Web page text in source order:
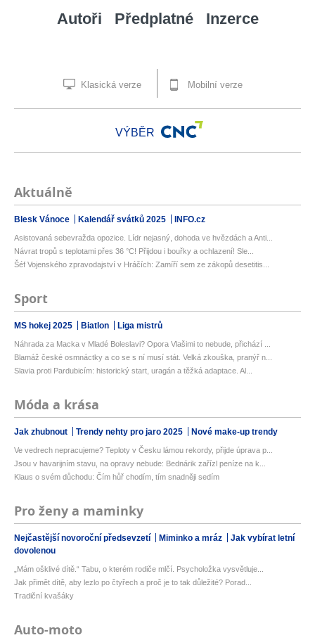
Autoři Předplatné Inzerce
Klasická verze Mobilní verze
VÝBĚR
Aktuálně
Blesk Vánoce Kalendář svátků 2025 INFO.cz
Asistovaná sebevražda opozice. Lídr nejasný, dohoda ve hvězdách a Anti...
Návrat tropů s teplotami přes 36 °C! Přijdou i bouřky a ochlazení! Sle...
Šéf Vojenského zpravodajství v Hráčích: Zamíří sem ze zákopů desetitis...
Sport
MS hokej 2025 Biatlon Liga mistrů
Náhrada za Macka v Mladé Boleslavi? Opora Vlašimi to nebude, přichází ...
Blamáž české osmnáctky a co se s ní musí stát. Velká zkouška, pranýř n...
Slavia proti Pardubicím: historický start, uragán a těžká adaptace. Al...
Móda a krása
Jak zhubnout Trendy nehty pro jaro 2025 Nové make-up trendy
Ve vedrech nepracujeme? Teploty v Česku lámou rekordy, přijde úprava p...
Jsou v havarijním stavu, na opravy nebude: Bednárik zařízl peníze na k...
Klaus o svém důchodu: Čím hůř chodím, tím snadněji sedím
Pro ženy a maminky
Nejčastější novoroční předsevzetí Miminko a mráz
Jak vybírat letní
dovolenou
„Mám ošklivé dítě.“ Tabu, o kterém rodiče mlčí. Psycholožka vysvětluje...
Jak přimět dítě, aby lezlo po čtyřech a proč je to tak důležité? Porad...
Tradiční kvašáky
Auto-moto